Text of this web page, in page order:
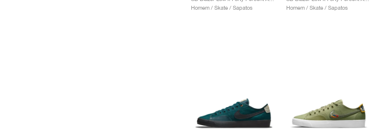
Homem / Skate / Sapatos
Homem / Skate / Sapatos